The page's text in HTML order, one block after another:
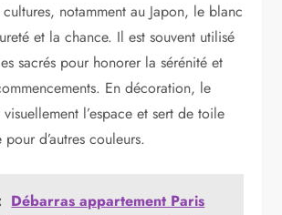
cultures, notamment au Japon, le blanc
et la chance. Il est souvent utilisé
sacrés pour honorer la sérénité et
En décoration, le
l’espace et sert de toile
d’autres couleurs.
Débarras appartement Paris